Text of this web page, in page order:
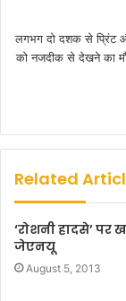
लगभग दो दशक से प्रिंट और
को नजदीक से देखने का
Related
‘रोशनी हादसे’ पर
जेएनयू
August 5, 2013